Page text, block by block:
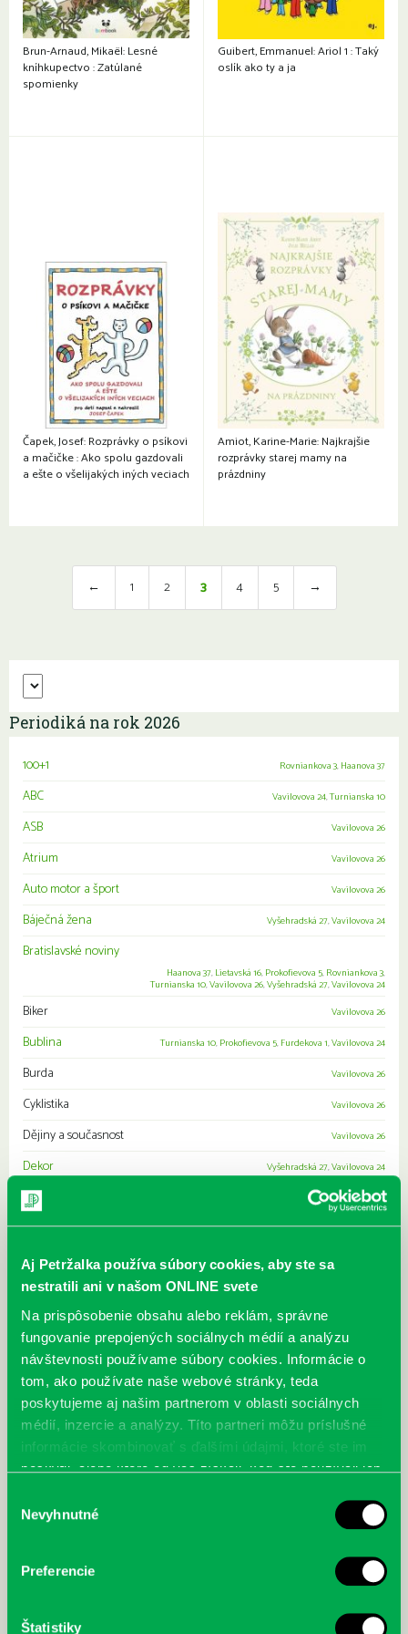
Aj Petržalka používa súbory cookies, aby ste sa
nestratili ani v našom ONLINE svete
Na prispôsobenie obsahu alebo reklám, správne
fungovanie prepojených sociálnych médií a analýzu
návštevnosti používame súbory cookies. Informácie o
tom, ako používate naše webové stránky, teda
poskytujeme aj našim partnerom v oblasti sociálnych
médií, inzercie a analýzy. Títo partneri môžu príslušné
informácie skombinovať s ďalšími údajmi, ktoré ste im
poskytli, alebo ktoré od vás získali, keď ste používali ich
súhlasu
Nevyhnutné
Preferencie
Štatistiky
Brun-Arnaud, Mikaël: Lesné
kníhkupectvo : Zatúlané
spomienky
Guibert, Emmanuel: Ariol 1 : Taký
oslík ako ty a ja
Čapek, Josef: Rozprávky o psíkovi
a mačičke : Ako spolu gazdovali
a ešte o všelijakých iných veciach
Amiot, Karine-Marie: Najkrajšie
rozprávky starej mamy na
prázdniny
← 1 2 3 4 5 →
Periodiká na rok 2026
100+1 Rovniankova 3,Haanova 37
ABC Vavilovova 24,Turnianska 10
ASB Vavilovova 26
Atrium Vavilovova 26
Auto motor a šport Vavilovova 26
Báječná žena Vyšehradská 27,Vavilovova 24
Bratislavské noviny
Haanova 37,Lietavská 16,Prokofievova 5,Rovniankova 3,
Turnianska 10,Vavilovova 26,Vyšehradská 27,Vavilovova 24
Biker Vavilovova 26
Bublina Turnianska 10,Prokofievova 5,Furdekova 1,Vavilovova 24
Burda Vavilovova 26
Cyklistika Vavilovova 26
Dějiny a současnost Vavilovova 26
Dekor Vyšehradská 27,Vavilovova 24
Dobré jedlo Vavilovova 24
Emma Vavilovova 24
Epocha Vavilovova 24,Rovniankova 3
Eva
Evita Haanova 37,
Forbes Slovensko Vavilovova 26
Futbal magazín
Geo Vavilovova 26
Glosolália Prokofievova 5 ,Vavilovova 26
Historická revue Vavilovova 26,Prokofievova 5,Haanova 37,Rovniankova 3,
History revue Vavilovova 26
Káčer Donald Vyšehradská 27
Turnianska 10